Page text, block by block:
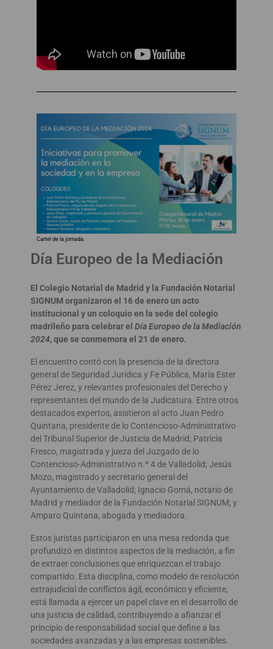
Cartel de la jornada.
Día Europeo de la Mediación
El Colegio Notarial de Madrid y la Fundación Notarial
SIGNUM organizaron el 16 de enero un acto
institucional y un coloquio en la sede del colegio
madrileño para celebrar el Día Europeo de la Mediación
2024, que se conmemora el 21 de enero.
El encuentro contó con la presencia de la directora
general de Seguridad Jurídica y Fe Pública, María Ester
Pérez Jerez, y relevantes profesionales del Derecho y
representantes del mundo de la Judicatura. Entre otros
destacados expertos, asistieron al acto Juan Pedro
Quintana, presidente de lo Contencioso-Administrativo
del Tribunal Superior de Justicia de Madrid; Patricia
Fresco, magistrada y jueza del Juzgado de lo
Contencioso-Administrativo n.º 4 de Valladolid; Jesús
Mozo, magistrado y secretario general del
Ayuntamiento de Valladolid; Ignacio Gomá, notario de
Madrid y mediador de la Fundación Notarial SIGNUM; y
Amparo Quintana, abogada y mediadora.
Estos juristas participaron en una mesa redonda que
profundizó en distintos aspectos de la mediación, a fin
de extraer conclusiones que enriquezcan el trabajo
compartido. Esta disciplina, como modelo de resolución
extrajudicial de conflictos ágil, económico y eficiente,
está llamada a ejercer un papel clave en el desarrollo de
una justicia de calidad, contribuyendo a afianzar el
principio de responsabilidad social que define a las
sociedades avanzadas y a las empresas sostenibles.